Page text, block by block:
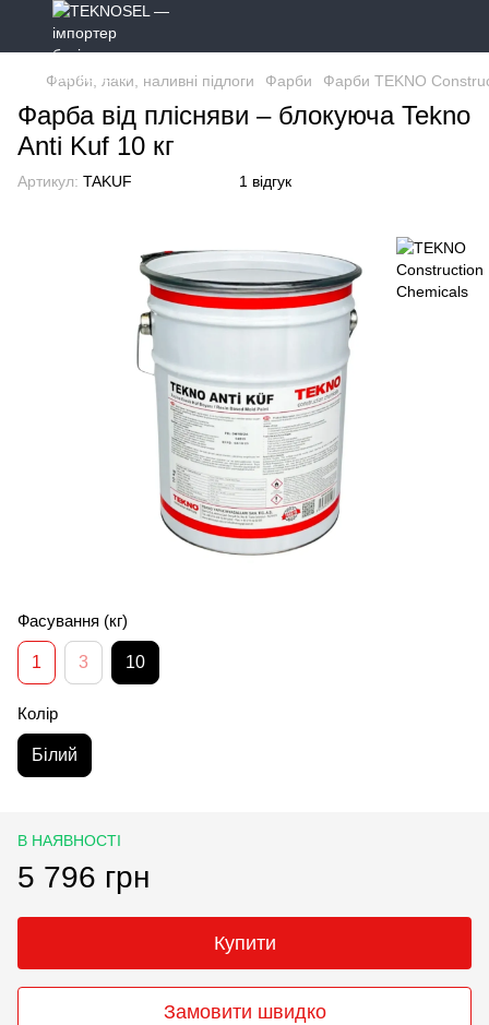
Фарби, лаки, наливні підлоги Фарби Фарби TEKNO
Фарба від плісняви ​​– блокуюча Tekno
Anti Kuf 10 кг
Артикул: TAKUF 1 відгук
Фасування (кг)
1 3 10
Колір
Білий
В НАЯВНОСТІ
5 796 грн
Купити
Замовити швидко